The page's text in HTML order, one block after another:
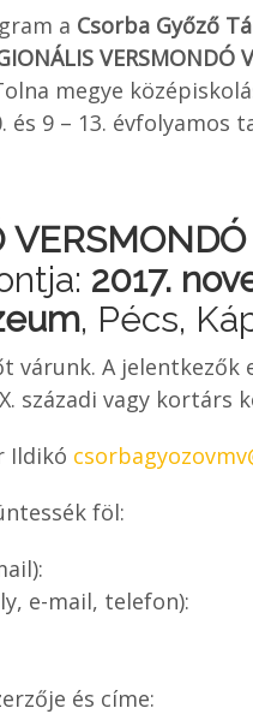
a Csorba Győző
VERSMONDÓ
megye
9 – 13. évfolyamos
2017.
, Pécs,
A jelentkezők
századi vagy kortárs
Ildikó
föl:
e-mail, telefon):
és címe: